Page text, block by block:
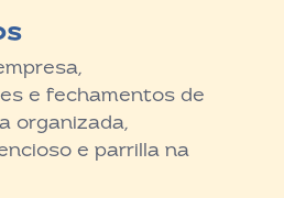
e fechamentos de
organizada,
e parrilla na